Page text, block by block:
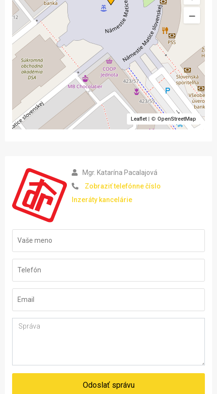
Leaflet| © OpenStreetMap
Mgr. Katarína Pacalajová
Zobraziť telefónne číslo
Inzeráty kancelárie
Odoslať správu